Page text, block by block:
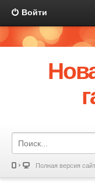
Войти
Полная версия